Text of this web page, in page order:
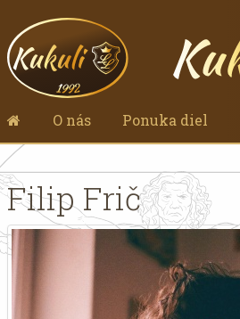
O nás Ponuka diel
Filip Frič